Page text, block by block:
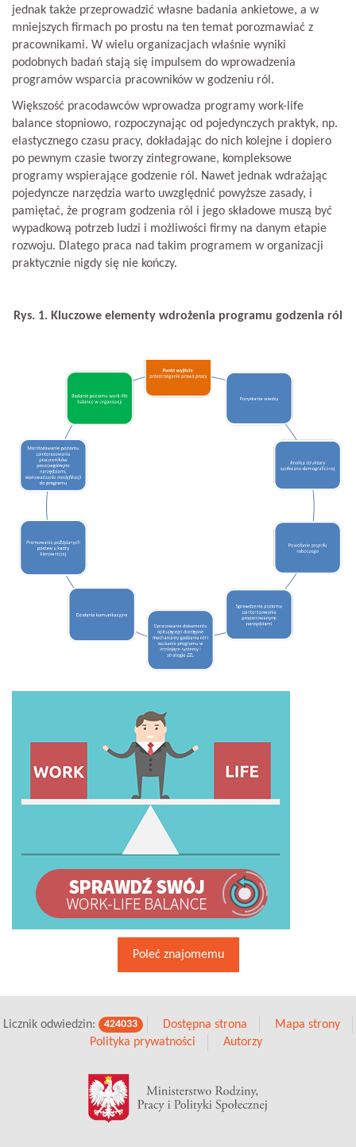
jednak także przeprowadzić własne badania ankietowe, a w
mniejszych firmach po prostu na ten temat porozmawiać z
pracownikami. W wielu organizacjach właśnie wyniki
podobnych badań stają się impulsem do wprowadzenia
programów wsparcia pracowników w godzeniu ról.
Większość pracodawców wprowadza programy work-life
balance stopniowo, rozpoczynając od pojedynczych praktyk, np.
elastycznego czasu pracy, dokładając do nich kolejne i dopiero
po pewnym czasie tworzy zintegrowane, kompleksowe
programy wspierające godzenie ról. Nawet jednak wdrażając
pojedyncze narzędzia warto uwzględnić powyższe zasady, i
pamiętać, że program godzenia ról i jego składowe muszą być
wypadkową potrzeb ludzi i możliwości firmy na danym etapie
rozwoju. Dlatego praca nad takim programem w organizacji
praktycznie nigdy się nie kończy.
Rys. 1. Kluczowe elementy wdrożenia programu godzenia ról
Poleć znajomemu
Licznik odwiedzin: 424033 Dostępna strona
Mapa strony
Polityka prywatności
Autorzy